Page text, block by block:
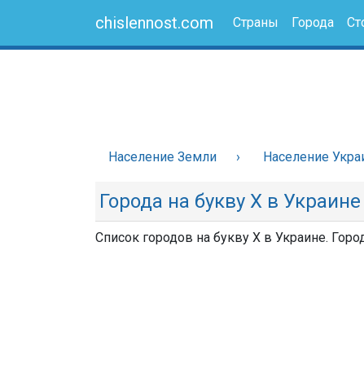
chislennost.com Страны Города
Население Земли Население
Города на букву Х в Украине
Список городов на букву Х в Украине.